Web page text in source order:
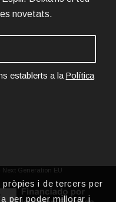
novetats.
establerts a la Política
Generation EU
i de tercers per
per poder millorar i